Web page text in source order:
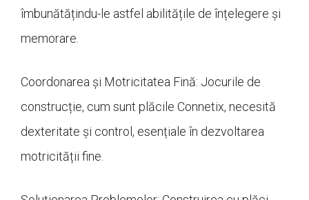
îmbunătățindu-le astfel abilitățile de înțelegere și
memorare.
Coordonarea și Motricitatea Fină: Jocurile de
construcție, cum sunt plăcile Connetix, necesită
dexteritate și control, esențiale în dezvoltarea
motricității fine.